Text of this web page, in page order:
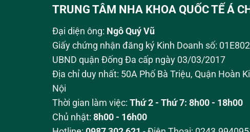
TRUNG TÂM NHA KHOA QUỐC TẾ Á
Đại diện ông: Ngô Quý Vũ
Giấy chứng nhận đăng ký Kinh Doanh số:
UBND quận Đống Đa cấp ngày 03/03/2017
Địa chỉ duy nhất: 50A Phố Bà Triệu, Quận Hoàn
Nội
Thời gian làm việc: Thứ 2 - Thứ 7: 8h00 - 18h00
Chủ nhật: 8h00 - 16h00